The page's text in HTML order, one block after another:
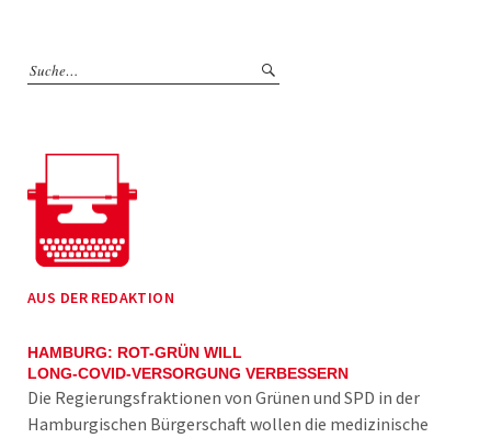
AUS DER REDAKTION
HAMBURG: ROT-GRÜN WILL
LONG-COVID-VERSORGUNG VERBESSERN
Die Regierungsfraktionen von Grünen und SPD in der
Hamburgischen Bürgerschaft wollen die medizinische